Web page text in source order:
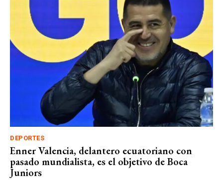
DEPORTES
Enner Valencia, delantero ecuatoriano con
pasado mundialista, es el objetivo de Boca
Juniors